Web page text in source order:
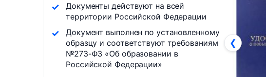
Документы действуют на всей
территории Российской Федерации
Документ выполнен по установленному
образцу и соответствуют требованиям
№273-ФЗ «Об образовании в
Российской Федерации»
❮